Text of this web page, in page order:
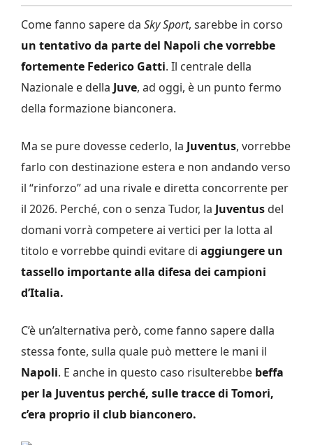
Come fanno sapere da Sky Sport, sarebbe in corso
un tentativo da parte del Napoli che vorrebbe
fortemente Federico Gatti. Il centrale della
Nazionale e della Juve, ad oggi, è un punto fermo
della formazione bianconera.
Ma se pure dovesse cederlo, la Juventus, vorrebbe
farlo con destinazione estera e non andando verso
il “rinforzo” ad una rivale e diretta concorrente per
il 2026. Perché, con o senza Tudor, la Juventus del
domani vorrà competere ai vertici per la lotta al
titolo e vorrebbe quindi evitare di aggiungere un
tassello importante alla difesa dei campioni
d’Italia.
C’è un’alternativa però, come fanno sapere dalla
stessa fonte, sulla quale può mettere le mani il
Napoli. E anche in questo caso risulterebbe beffa
per la Juventus perché, sulle tracce di Tomori,
c’era proprio il club bianconero.